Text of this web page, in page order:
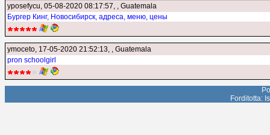
yposefycu, 05-08-2020 08:17:57, , Guatemala
Бургер Кинг, Новосибирск, адреса, меню, цены
ymoceto, 17-05-2020 21:52:13, , Guatemala
pron schoolgirl
Forditotta: